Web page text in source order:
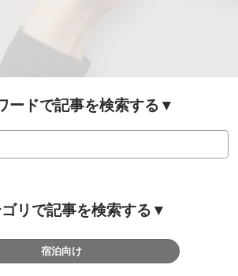
ードで記事を検索する▼
リで記事を検索する▼
宿泊向け